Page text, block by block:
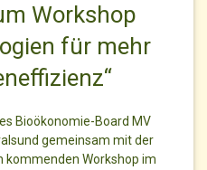
Workshop
für mehr
Bioökonomie-Board MV
gemeinsam mit der
kommenden Workshop im